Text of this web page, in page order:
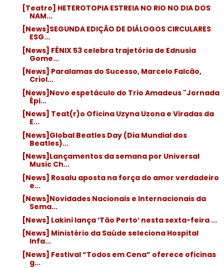
[Teatro] HETEROTOPIA ESTREIA NO RIO NO DIA DOS
NAM...
[News]SEGUNDA EDIÇÃO DE DIÁLOGOS CIRCULARES
ESG...
[News] FÊNIX 53 celebra trajetória de Ednusia
Gome...
[News] Paralamas do Sucesso, Marcelo Falcão,
Criol...
[News]Novo espetáculo do Trio Amadeus "Jornada
Épi...
[News] Teat(r)o Oficina Uzyna Uzona e Viradas da
E...
[News]Global Beatles Day (Dia Mundial dos
Beatles)...
[News]Lançamentos da semana por Universal
Music Ch...
[News] Rosalu aposta na força do amor verdadeiro
e...
[News]Novidades Nacionais e Internacionais da
Sema...
[News] Lakini lança ‘Tão Perto’ nesta sexta-feira ...
[News] Ministério da Saúde seleciona Hospital
Infa...
[News] Festival “Todos em Cena” oferece oficinas
g...